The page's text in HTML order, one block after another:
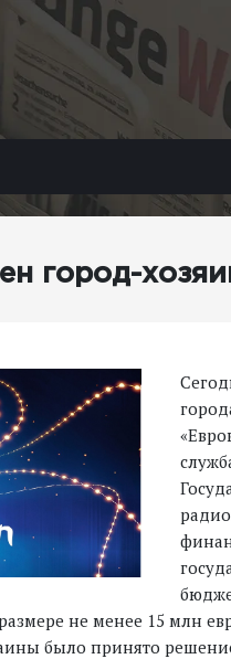
город-
не менее 15 млн
было принято